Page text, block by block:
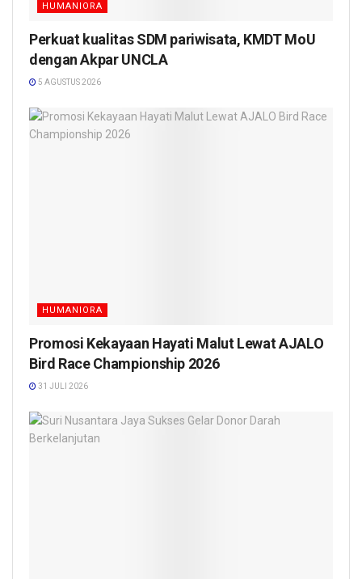
HUMANIORA
Perkuat kualitas SDM pariwisata, KMDT MoU
dengan Akpar UNCLA
5 AGUSTUS 2026
HUMANIORA
Promosi Kekayaan Hayati Malut Lewat AJALO
Bird Race Championship 2026
31 JULI 2026